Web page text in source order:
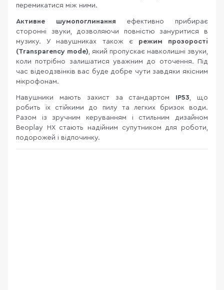
перемикатися між ними.
Активне шумопоглинання ефективно прибирає
сторонні звуки, дозволяючи повністю зануритися в
музику. У навушниках також єрежим прозорості
(Transparency mode), який пропускає навколишні звуки,
коли потрібно залишатися уважним до оточення. Під
час відеодзвінків вас буде добре чути завдяки якісним
мікрофонам.
Навушники мають захист за стандартом IP53, що
робить їх стійкими до пилу та легких бризок води.
Разом із зручним керуванням і стильним дизайном
Beoplay HX стають надійним супутником для роботи,
подорожей і відпочинку.